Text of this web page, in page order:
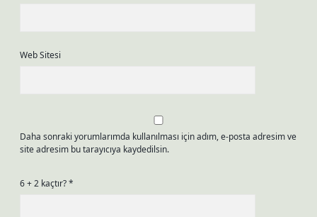
Web Sitesi
Daha sonraki yorumlarımda kullanılması için adım, e-posta adresim ve
site adresim bu tarayıcıya kaydedilsin.
6 + 2 kaçtır?*